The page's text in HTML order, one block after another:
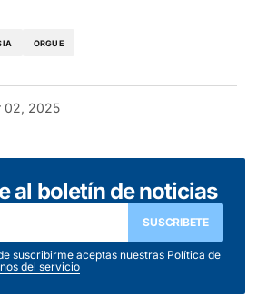
ORGUE
02, 2025
al boletín de noticias
SUSCRIBETE
suscribirme aceptas nuestras Política de
del servicio